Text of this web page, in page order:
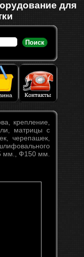
для
Поиск
крепление,
матрицы с
черепашек,
мм., Ф150 мм.